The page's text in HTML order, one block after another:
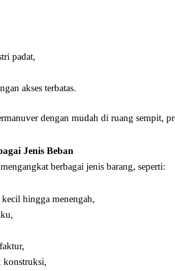
padat,
akses terbatas.
dengan mudah di ruang sempit,
Jenis Beban
berbagai jenis barang, seperti:
hingga menengah,
konstruksi,